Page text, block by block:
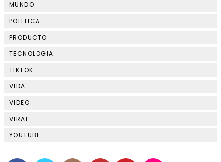
MUNDO
POLITICA
PRODUCTO
TECNOLOGIA
TIKTOK
VIDA
VIDEO
VIRAL
YOUTUBE